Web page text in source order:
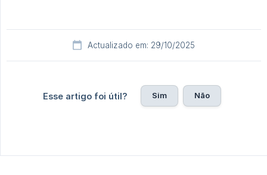
Actualizado em: 29/10/2025
Esse artigo foi útil? Sim Não